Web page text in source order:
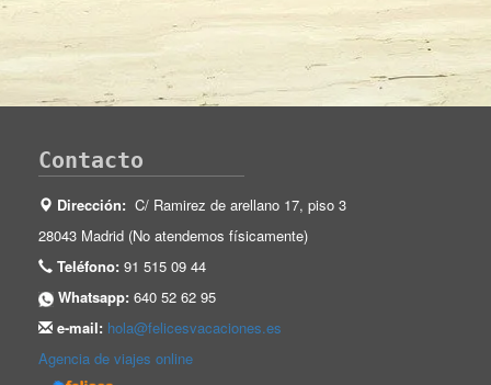
Contacto
Dirección: C/ Ramirez de arellano 17, piso 3
28043 Madrid (No atendemos físicamente)
Teléfono: 91 515 09 44
Whatsapp: 640 52 62 95
e-mail: hola@felicesvacaciones.es
Agencia de viajes online